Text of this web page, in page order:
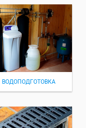
ВОДОПОДГОТОВКА